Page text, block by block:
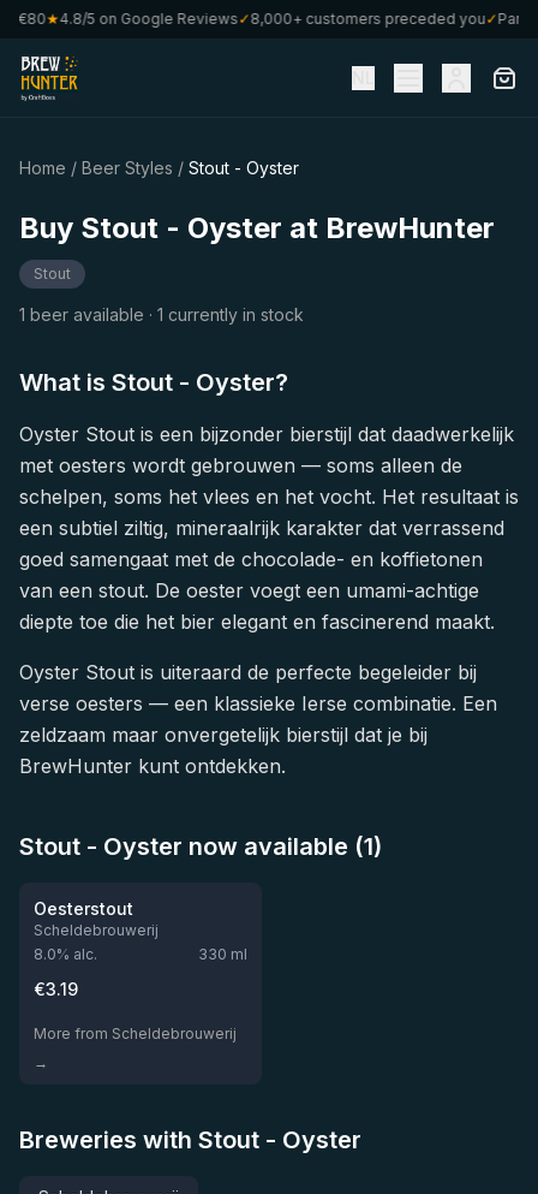
€80★4.8/5 on Google Reviews✓8,000+ customers preceded you✓Part
Home / Beer Styles / Stout - Oyster
Buy Stout - Oyster at BrewHunter
Stout
1 beer available · 1 currently in stock
What is Stout - Oyster?
Oyster Stout is een bijzonder bierstijl dat daadwerkelijk
met oesters wordt gebrouwen — soms alleen de
schelpen, soms het vlees en het vocht. Het resultaat is
een subtiel ziltig, mineraalrijk karakter dat verrassend
goed samengaat met de chocolade- en koffietonen
van een stout. De oester voegt een umami-achtige
diepte toe die het bier elegant en fascinerend maakt.
Oyster Stout is uiteraard de perfecte begeleider bij
verse oesters — een klassieke Ierse combinatie. Een
zeldzaam maar onvergetelijk bierstijl dat je bij
BrewHunter kunt ontdekken.
Stout - Oyster now available (1)
★3.48
Oesterstout
Scheldebrouwerij
8.0% alc. 330 ml
€3.19
More from Scheldebrouwerij
→
Breweries with Stout - Oyster